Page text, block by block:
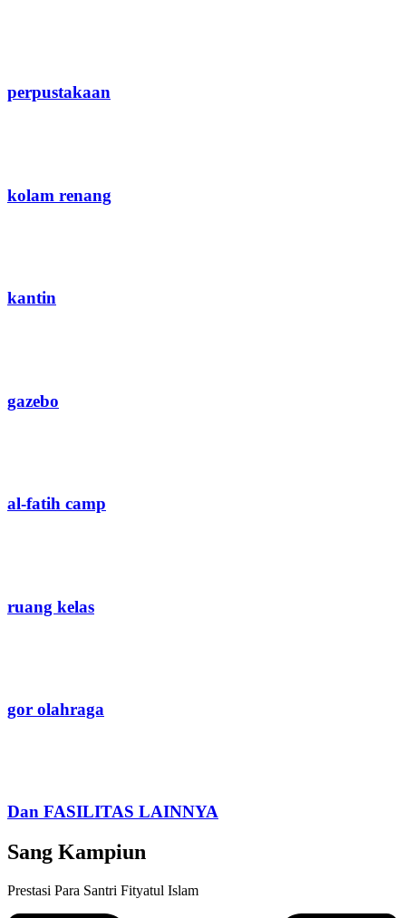
perpustakaan
kolam renang
kantin
gazebo
al-fatih camp
ruang kelas
gor olahraga
Dan FASILITAS LAINNYA
Sang Kampiun
Prestasi Para Santri Fityatul Islam